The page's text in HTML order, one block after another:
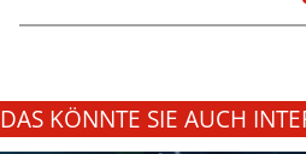
DAS KÖNNTE SIE AUCH